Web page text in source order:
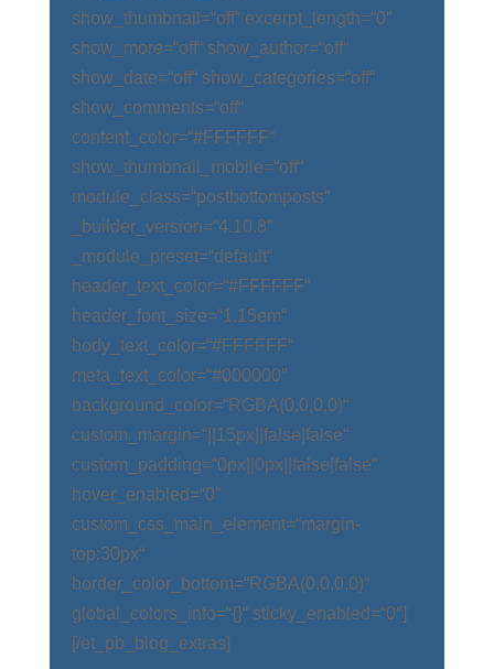
show_thumbnail=“off“ excerpt_length=“0″
show_more=“off“ show_author=“off“
show_date=“off“ show_categories=“off“
show_comments=“off“
content_color=“#FFFFFF“
show_thumbnail_mobile=“off“
module_class=“postbottomposts“
_builder_version=“4.10.8″
_module_preset=“default“
header_text_color=“#FFFFFF“
header_font_size=“1.15em“
body_text_color=“#FFFFFF“
meta_text_color=“#000000″
background_color=“RGBA(0,0,0,0)“
custom_margin=“||15px||false|false“
custom_padding=“0px||0px||false|false“
hover_enabled=“0″
custom_css_main_element=“margin-
top:30px“
border_color_bottom=“RGBA(0,0,0,0)“
global_colors_info=“{}“ sticky_enabled=“0″]
[/et_pb_blog_extras]